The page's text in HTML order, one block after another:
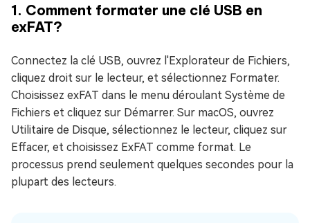
1. Comment formater une clé USB en
exFAT?
Connectez la clé USB, ouvrez l'Explorateur de Fichiers,
cliquez droit sur le lecteur, et sélectionnez Formater.
Choisissez exFAT dans le menu déroulant Système de
Fichiers et cliquez sur Démarrer. Sur macOS, ouvrez
Utilitaire de Disque, sélectionnez le lecteur, cliquez sur
Effacer, et choisissez ExFAT comme format. Le
processus prend seulement quelques secondes pour la
plupart des lecteurs.